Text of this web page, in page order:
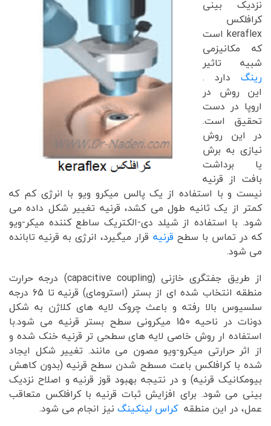
نزدیک بینی
کرافلکس
keraflex است
که مکانیزمی
شبیه تاثیر
رینگ دارد .
این روش در
اروپا در دست
تحقیق است.
در این روش
نیازی به برش
یا برداشت
بافت از قرنیه
نیست و با استفاده از یک پالس میکرو ویو با انرژی کم که
کمتر از یک ثانیه طول می کشد، قرنیه تغییر شکل داده می
شود. با استفاده از شیلد دی-الکتریک ساطع کننده میکر-ویو
که در تماس با سطح قرنیه قرار میگیرد، انرژی به قرنیه تابانده
می شود.
از طریق جفتگری خازنی (capacitive coupling) درجه حرارت
منطقه انتخاب شده ای از بستر (استرومای) قرنیه تا 65 درجه
سلسیوس بالا رفته و باعث چروک لایه های کلاژن به شکل
دونات در ناحیه 150 میکرونی سطح بستر قرنیه می شود.با
استفاده ار روش خاصی لایه های سطحی تر قرنیه خنک شده و
از اثر حرارتی میکرو-ویو مصون می مانند. تغییر شکل ایجاد
شده با کرافلکس باعت مسطح شدن سطح قرنیه (بدون کاهش
بیومکانیک قرنیه) و در نتیجه بهبود قوز قرنیه و اصلاح نزدیک
بینی می شود. برای افزایش ثبات قرنیه با کرافلکس متعاقب
عمل، در این منطقه کراس لینکینگ نیز انجام می شود.